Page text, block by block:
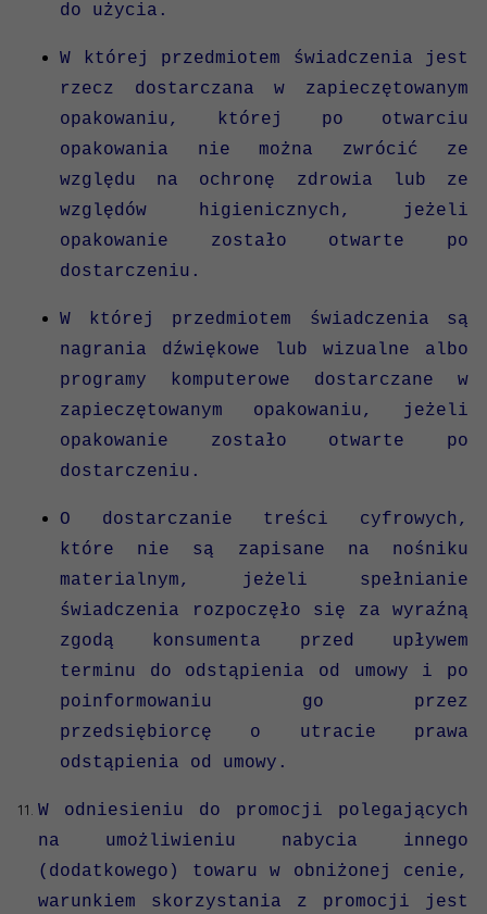
do użycia.
W której przedmiotem świadczenia jest
rzecz dostarczana w zapieczętowanym
opakowaniu, której po otwarciu
opakowania nie można zwrócić ze
względu na ochronę zdrowia lub ze
względów higienicznych, jeżeli
opakowanie zostało otwarte po
dostarczeniu.
W której przedmiotem świadczenia są
nagrania dźwiękowe lub wizualne albo
programy komputerowe dostarczane w
zapieczętowanym opakowaniu, jeżeli
opakowanie zostało otwarte po
dostarczeniu.
O dostarczanie treści cyfrowych,
które nie są zapisane na nośniku
materialnym, jeżeli spełnianie
świadczenia rozpoczęło się za wyraźną
zgodą konsumenta przed upływem
terminu do odstąpienia od umowy i po
poinformowaniu go przez
przedsiębiorcę o utracie prawa
odstąpienia od umowy.
W odniesieniu do promocji polegających
na umożliwieniu nabycia innego
(dodatkowego) towaru w obniżonej cenie,
warunkiem skorzystania z promocji jest